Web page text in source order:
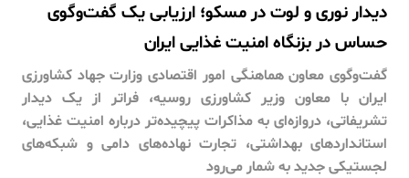
دیدار نوری و لوت در مسکو؛ ارزیابی یک گفت‌وگوی
حساس در بزنگاه امنیت غذایی ایران
گفت‌وگوی معاون هماهنگی امور اقتصادی وزارت جهاد کشاورزی
ایران با معاون وزیر کشاورزی روسیه، فراتر از یک دیدار
تشریفاتی، دروازه‌ای به مذاکرات پیچیده‌تر درباره امنیت غذایی،
استانداردهای بهداشتی، تجارت نهاده‌های دامی و شبکه‌های
لجستیکی جدید به شمار می‌رود